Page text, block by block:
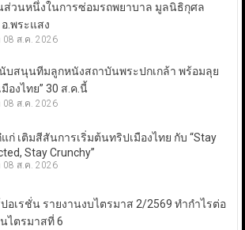
ส่วนหนึ่งในการซ่อมรถพยาบาล มูลนิธิกุศล
.พระแสง
08 ส.ค. 2026
นับสนุนทีมลูกหนังสถาบันพระปกเกล้า พร้อมลุย
มืองไทย” 30 ส.ค.นี้
08 ส.ค. 2026
ก่ เติมสีสันการเริ่มต้นทริปเมืองไทย กับ “Stay
Stay Crunchy”
08 ส.ค. 2026
อเรชั่น รายงานงบไตรมาส 2/2569 ทำกำไรต่อ
นไตรมาสที่ 6